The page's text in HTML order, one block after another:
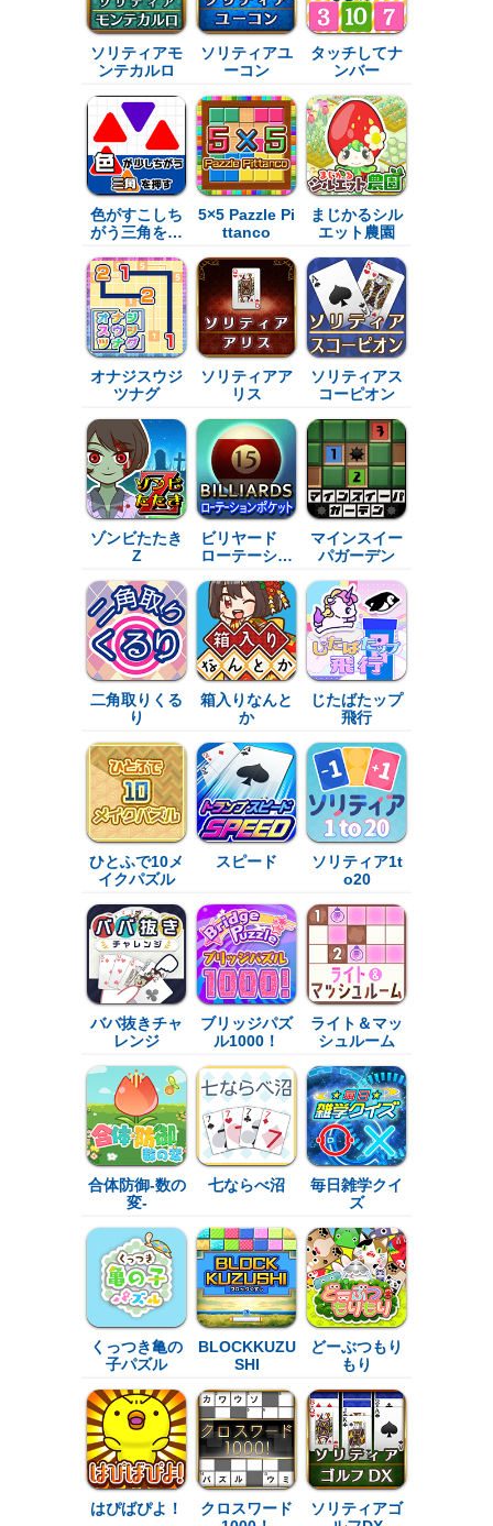
ソリティアモ
ンテカルロ
ソリティアユ
ーコン
タッチしてナ
ンバー
色がすこしち
がう三角を…
5×5 Pazzle Pi
ttanco
まじかるシル
エット農園
オナジスウジ
ツナグ
ソリティアア
リス
ソリティアス
コーピオン
ゾンビたたき
Z
ビリヤード
ローテーシ…
マインスイー
パガーデン
二角取りくる
り
箱入りなんと
か
じたばたップ
飛行
ひとふで10メ
イクパズル
スピード
ソリティア1t
o20
ババ抜きチャ
レンジ
ブリッジパズ
ル1000！
ライト＆マッ
シュルーム
合体防御-数の
変-
七ならべ沼
毎日雑学クイ
ズ
くっつき亀の
子パズル
BLOCKKUZU
SHI
どーぶつもり
もり
はぴばぴよ！
クロスワード
ソリティアゴ